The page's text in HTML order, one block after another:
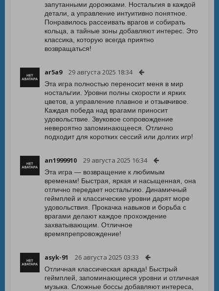
запутанными дорожками. Ностальгия в каждой
детали, а управление интуитивно понятное.
Понравилось рассеивать врагов и собирать
кольца, а тайные зоны добавляют интерес. Это
классика, которую всегда приятно
возвращаться!
ar5a9 29 августа 2025 18:34
Эта игра полностью переносит меня в мир
ностальгии. Уровни полны скорости и ярких
цветов, а управление плавное и отзывчивое.
Каждая победа над врагами приносит
удовольствие. Звуковое сопровождение
невероятно запоминающееся. Отлично
подходит для коротких сессий или долгих игр!
an1999910 29 августа 2025 16:34
Эта игра — возвращение к любимым
временам! Быстрая, яркая и насыщенная, она
отлично передает ностальгию. Динамичный
геймплей и классические уровни дарят море
удовольствия. Прокачка навыков и борьба с
врагами делают каждое прохождение
захватывающим. Отличное
времяпрепровождение!
asyk-91 26 августа 2025 03:33
Отличная классическая аркада! Быстрый
геймплей, запоминающиеся уровни и отличная
музыка. Сложные боссы добавляют интереса,